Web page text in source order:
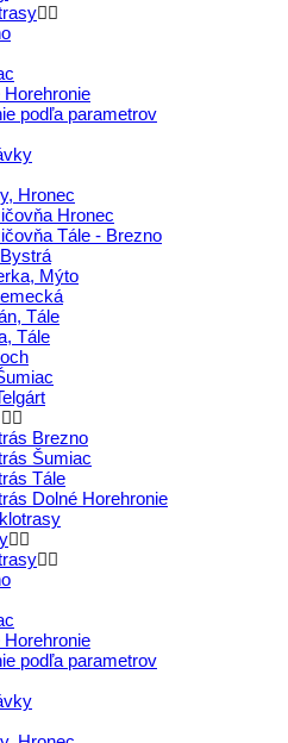
Horehronie
podľa parametrov
Hronec
Hronec
Tále - Brezno
Mýto
Tále
Tále
Brezno
Šumiac
Tále
Dolné Horehronie
Horehronie
podľa parametrov